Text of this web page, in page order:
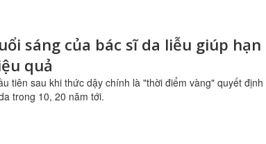
sáng của bác sĩ da liễu giúp hạn
quả
tiên sau khi thức dậy chính là "thời điểm vàng" quyết định
trong 10, 20 năm tới.